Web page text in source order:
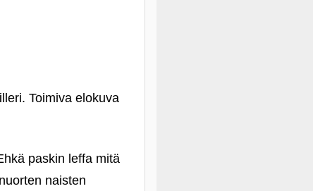
Toimiva elokuva
paskin leffa mitä
naisten